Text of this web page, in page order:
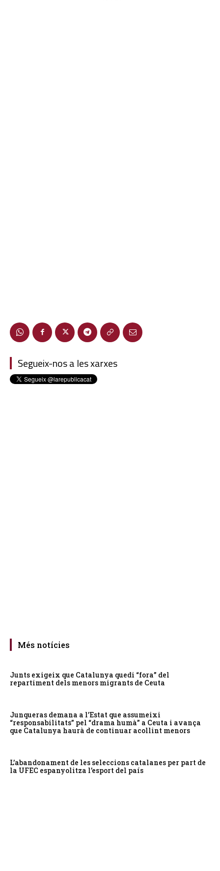
Segueix-nos a les xarxes
Més notícies
Junts exigeix que Catalunya quedi “fora” del
repartiment dels menors migrants de Ceuta
Junqueras demana a l’Estat que assumeixi
“responsabilitats” pel “drama humà” a Ceuta i avança
que Catalunya haurà de continuar acollint menors
L’abandonament de les seleccions catalanes per part de
la UFEC espanyolitza l’esport del país